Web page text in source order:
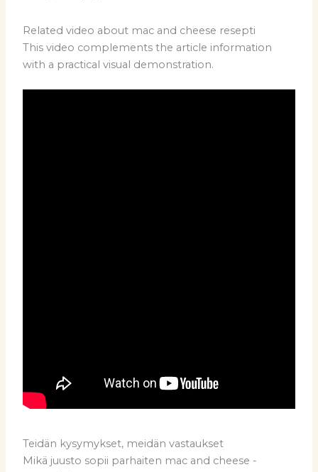
Related video about mac and cheese resepti
This video complements the article information
with a practical visual demonstration.
Teidän kysymykset, meidän vastaukset
Mikä juusto sopii parhaiten mac and cheese -